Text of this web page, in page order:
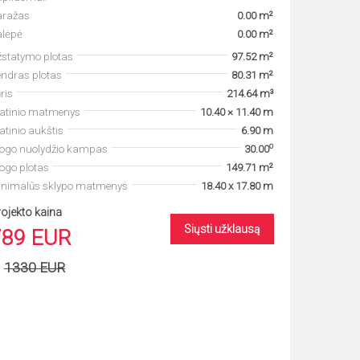
0.00 m²
0.00 m²
plotas
97.52 m²
plotas
80.31 m²
214.64 m³
matmenys
10.40 × 11.40 m
aukštis
6.90 m
nuolydžio kampas
30.00o
plotas
149.71 m²
sklypo matmenys
18.40 x 17.80 m
kaina
EUR
1330 EUR
Siųsti užklausą